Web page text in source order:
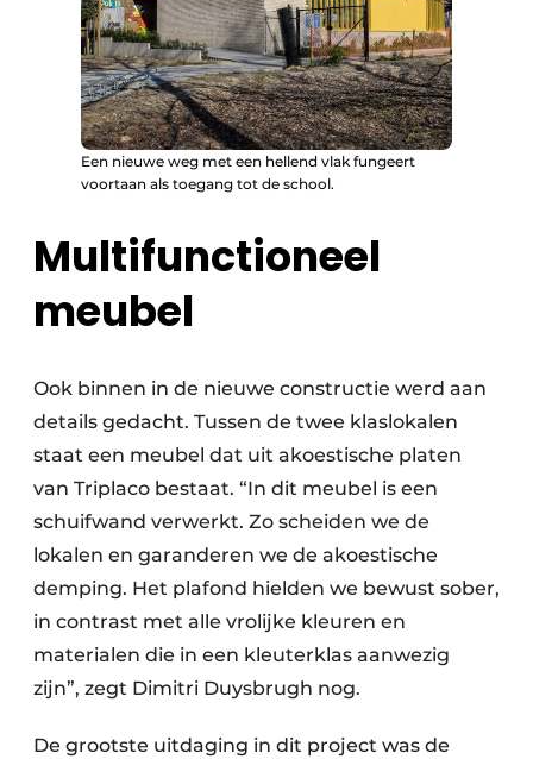
Een nieuwe weg met een hellend vlak fungeert
voortaan als toegang tot de school.
Multifunctioneel
meubel
Ook binnen in de nieuwe constructie werd aan
details gedacht. Tussen de twee klaslokalen
staat een meubel dat uit akoestische platen
van Triplaco bestaat. “In dit meubel is een
schuifwand verwerkt. Zo scheiden we de
lokalen en garanderen we de akoestische
demping. Het plafond hielden we bewust sober,
in contrast met alle vrolijke kleuren en
materialen die in een kleuterklas aanwezig
zijn”, zegt Dimitri Duysbrugh nog.
De grootste uitdaging in dit project was de